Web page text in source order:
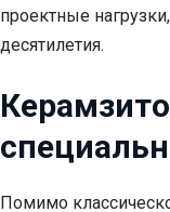
проектные
десятилетия.
Помимо